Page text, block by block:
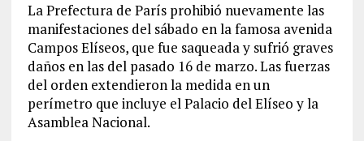
La Prefectura de París prohibió nuevamente las
manifestaciones del sábado en la famosa avenida
Campos Elíseos, que fue saqueada y sufrió graves
daños en las del pasado 16 de marzo. Las fuerzas
del orden extendieron la medida en un
perímetro que incluye el Palacio del Elíseo y la
Asamblea Nacional.